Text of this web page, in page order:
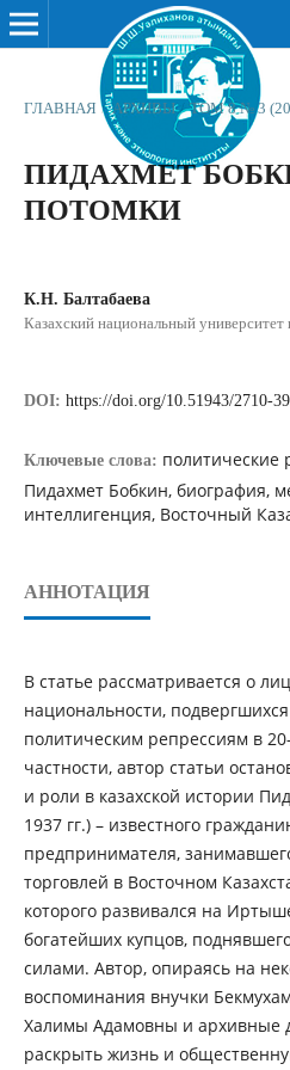
ГЛАВНАЯ / АРХИВЫ / ТОМ 8 № 3
ПИДАХМЕТ
ПОТОМКИ
К.Н. Балтабаева
Казахский национальный
DOI: https://doi.org/10.51943/2710-
Ключевые слова: политические
Пидахмет Бобкин, биография,
интеллигенция, Восточный
АННОТАЦИЯ
В статье рассматривается о
национальности, подвергшихся
политическим репрессиям в
частности, автор статьи
и роли в казахской истории
1937 гг.) – известного
предпринимателя,
торговлей в Восточном
которого развивался на
богатейших купцов,
силами. Автор, опираясь на
воспоминания внучки
Халимы Адамовны и архивные
раскрыть жизнь и